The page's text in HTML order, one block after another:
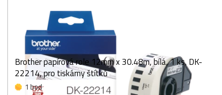
Brother papírová role 12mm x 30.48m, bílá, 1 ks, DK-
22214, pro tiskárny štítků
1 bod